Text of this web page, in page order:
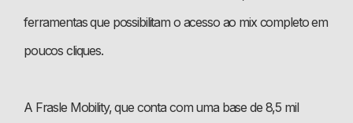
ferramentas que possibilitam o acesso ao mix completo em
poucos cliques.
A Frasle Mobility, que conta com uma base de 8,5 mil